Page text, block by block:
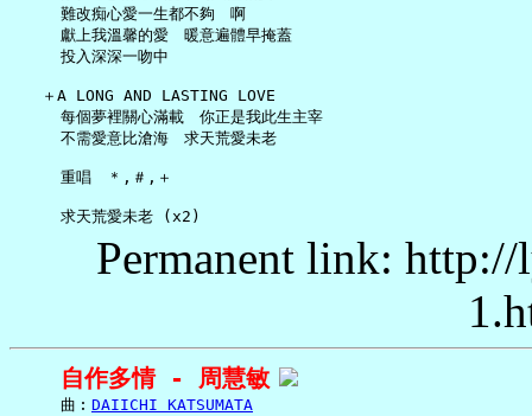
     難改痴心愛一生都不夠　啊
     獻上我溫馨的愛　暖意遍體早掩蓋
     投入深深一吻中
   ＋A LONG AND LASTING LOVE
     每個夢裡關心滿載　你正是我此生主宰
     不需愛意比滄海　求天荒愛未老
     重唱　＊,＃,＋
Permanent link:
自作多情 - 周慧敏
     曲︰
DAIICHI KATSUMATA